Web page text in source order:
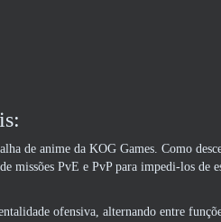
de anime da KOG Games. Como
missões PvE e PvP para impedi-los de
ofensiva, alternando entre